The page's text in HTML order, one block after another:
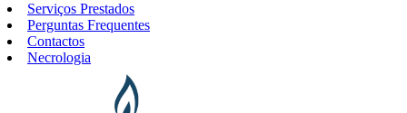
Serviços Prestados
Perguntas Frequentes
Contactos
Necrologia